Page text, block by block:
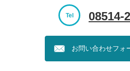
Tel 08514-
お問い合わせフォ